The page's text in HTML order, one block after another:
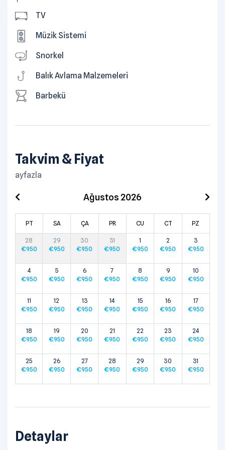
TV
Müzik Sistemi
Snorkel
Balık Avlama Malzemeleri
Barbekü
Takvim & Fiyat
ayfazla
PT SA ÇA PR CU CT PZ
Ağustos 2026
28
€950
29
€950
30
€950
31
€950
1
€950
2
€950
3
€950
4
€950
5
€950
6
€950
7
€950
8
€950
9
€950
10
€950
11
€950
12
€950
13
€950
14
€950
15
€950
16
€950
17
€950
18
€950
19
€950
20
€950
21
€950
22
€950
23
€950
24
€950
25
€950
26
€950
27
€950
28
€950
29
€950
30
€950
31
€950
Detaylar